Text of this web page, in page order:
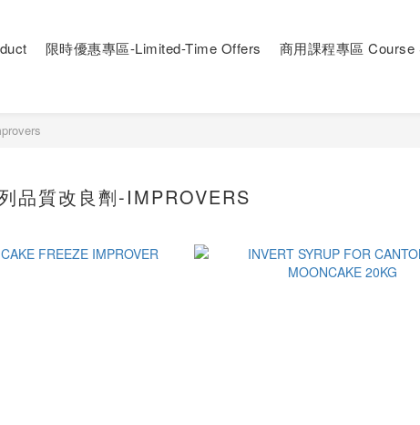
限時優惠專區-Limited-Time Offers 商用課程專區 Course
品質改良劑-IMPROVERS